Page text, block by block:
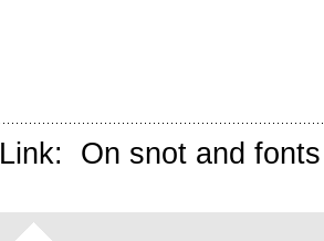
Link: On snot and fonts